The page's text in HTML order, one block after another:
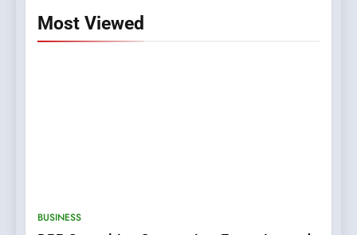
Most Viewed
BUSINESS